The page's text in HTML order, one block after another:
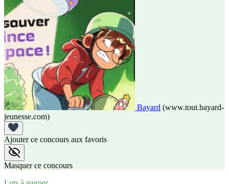
Bayard (www.tout.bayard-
jeunesse.com)
Ajouter ce concours aux favoris
Masquer ce concours